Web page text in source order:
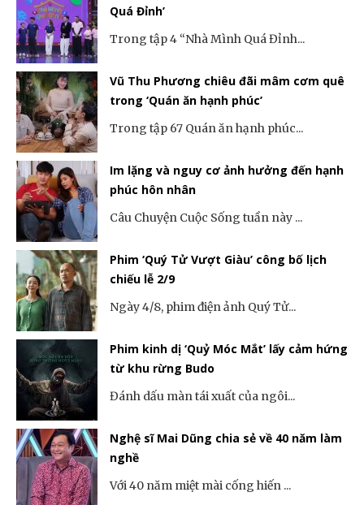
Quá Đỉnh’
Trong tập 4 “Nhà Mình Quá Đỉnh...
Vũ Thu Phương chiêu đãi mâm cơm quê
trong ‘Quán ăn hạnh phúc’
Trong tập 67 Quán ăn hạnh phúc...
Im lặng và nguy cơ ảnh hưởng đến hạnh
phúc hôn nhân
Câu Chuyện Cuộc Sống tuần này ...
Phim ‘Quý Tử Vượt Giàu’ công bố lịch
chiếu lễ 2/9
Ngày 4/8, phim điện ảnh Quý Tử...
Phim kinh dị ‘Quỷ Móc Mắt’ lấy cảm hứng
từ khu rừng Budo
Đánh dấu màn tái xuất của ngôi...
Nghệ sĩ Mai Dũng chia sẻ về 40 năm làm
nghề
Với 40 năm miệt mài cống hiến ...